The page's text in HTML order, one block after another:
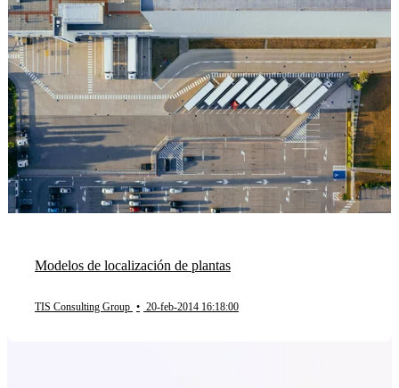
Modelos de localización de plantas
TIS Consulting Group • 20-feb-2014 16:18:00